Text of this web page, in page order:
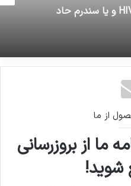
به این مرحله عفونت حاد HIV و یا سندرم حاد
از ما
ما از بروزرسانی
شوید!